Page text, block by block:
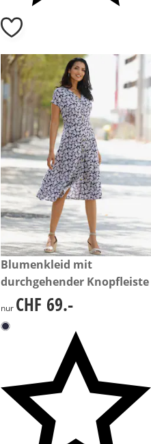
CHF 69.-
Blumenkleid mit
durchgehender Knopfleiste
CHF 69.-
nur CHF 69.-